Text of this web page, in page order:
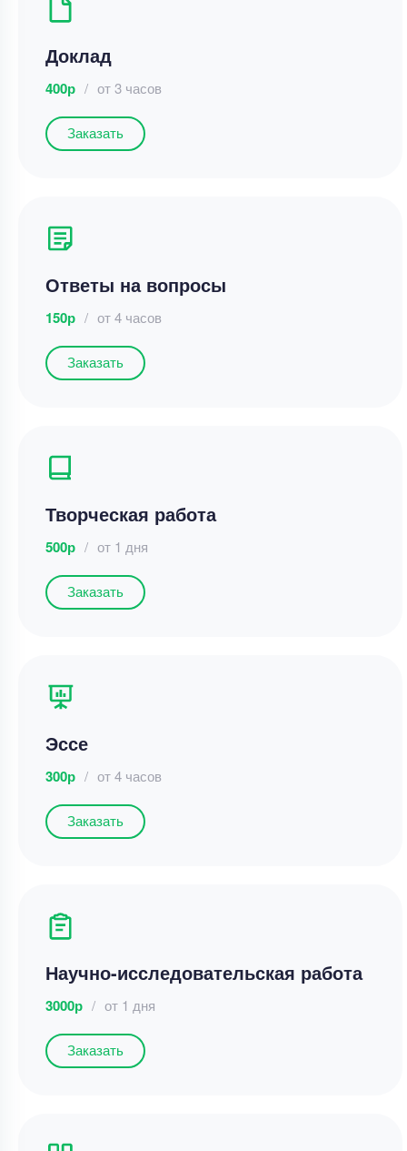
Доклад
400р / от 3 часов
Заказать
Ответы на вопросы
150р / от 4 часов
Заказать
Творческая работа
500р / от 1 дня
Заказать
Эссе
300р / от 4 часов
Заказать
Научно-исследовательская работа
3000р / от 1 дня
Заказать